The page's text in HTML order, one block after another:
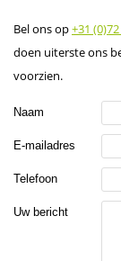
Bel ons op+31
doen uiterste ons
voorzien.
Naam
E-mailadres
Telefoon
Uw bericht